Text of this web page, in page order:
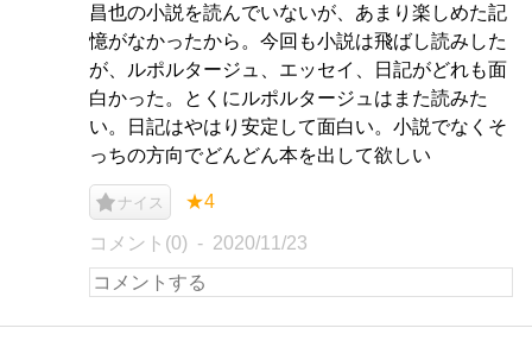
昌也の小説を読んでいないが、あまり楽しめた記
憶がなかったから。今回も小説は飛ばし読みした
が、ルポルタージュ、エッセイ、日記がどれも面
白かった。とくにルポルタージュはまた読みた
い。日記はやはり安定して面白い。小説でなくそ
っちの方向でどんどん本を出して欲しい
ナイス ★4
コメント(0) 2020/11/23